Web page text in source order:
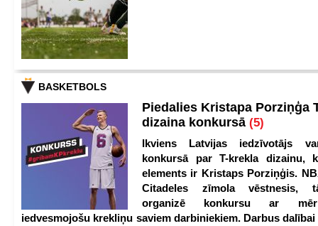
BASKETBOLS
Piedalies Kristapa Porziņģa
dizaina konkursā (5)
Ikviens Latvijas iedzīvotājs
konkursā par T-krekla dizainu,
elements ir Kristaps Porziņģis.
Citadeles zīmola vēstnesis,
organizē konkursu ar
iedvesmojošu krekliņu saviem darbiniekiem. Darbus